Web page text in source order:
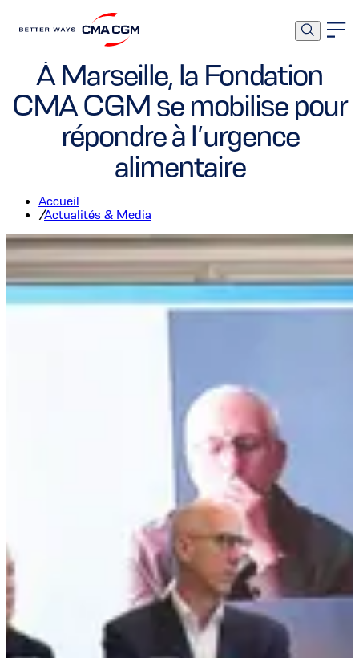
À Marseille, la Fondation
CMA CGM se mobilise pour
répondre à l’urgence
alimentaire
Accueil
/Actualités & Media